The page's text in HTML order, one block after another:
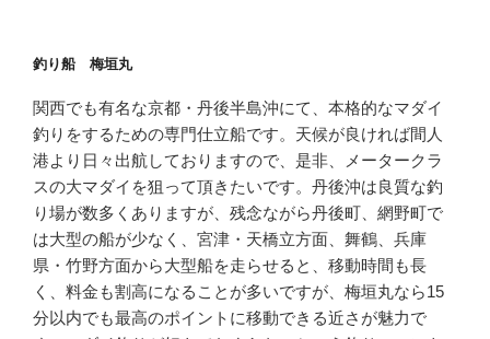
釣り船 梅垣丸
関西でも有名な京都・丹後半島沖にて、本格的なマダイ
釣りをするための専門仕立船です。天候が良ければ間人
港より日々出航しておりますので、是非、メータークラ
スの大マダイを狙って頂きたいです。丹後沖は良質な釣
り場が数多くありますが、残念ながら丹後町、網野町で
は大型の船が少なく、宮津・天橋立方面、舞鶴、兵庫
県・竹野方面から大型船を走らせると、移動時間も長
く、料金も割高になることが多いですが、梅垣丸なら15
分以内でも最高のポイントに移動できる近さが魅力で